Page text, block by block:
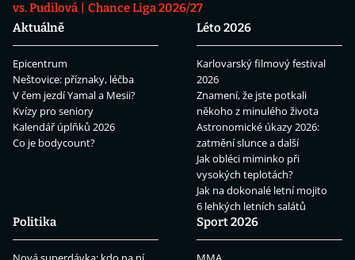
vs. Pudilová
Chance Liga 2026/27
Aktuálně
Epicentrum
Neštovice: příznaky, léčba
V čem jezdí Yamal a Mesii?
Kvízy pro seniory
Kalendář úplňků 2026
Co je bodycount?
Léto 2026
Karlovarský filmový festival
2026
Znamení, že jste potkali
někoho z minulého života
Astronomické úkazy 2026:
zatmění slunce a další
Jak obléci miminko při
vysokých teplotách?
Jak na dokonalé letní mojito
6 lehkých letních salátů
Politika
Sport 2026